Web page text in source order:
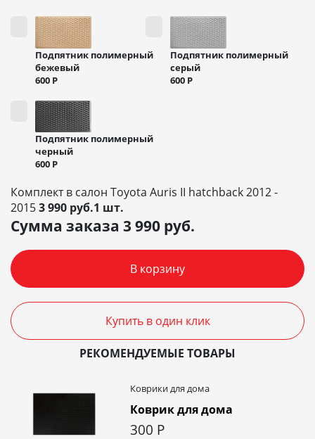
Подпятник полимерный
бежевый
600 Р
Подпятник полимерный
серый
600 Р
Подпятник полимерный
черный
600 Р
Комплект в салон Toyota Auris II hatchback 2012 -
20153 990 руб.1 шт.
Сумма заказа 3 990 руб.
В корзину
Купить в один клик
РЕКОМЕНДУЕМЫЕ ТОВАРЫ
Коврики для дома
Коврик для дома
300 Р